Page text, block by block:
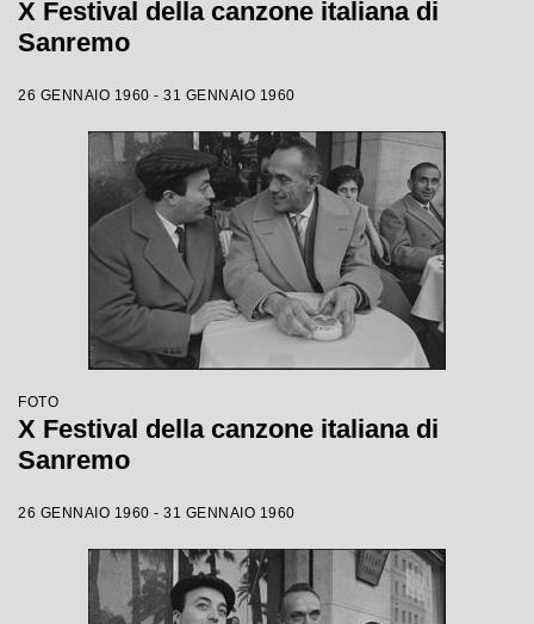
X Festival della canzone italiana di
Sanremo
26 GENNAIO 1960 - 31 GENNAIO 1960
FOTO
X Festival della canzone italiana di
Sanremo
26 GENNAIO 1960 - 31 GENNAIO 1960